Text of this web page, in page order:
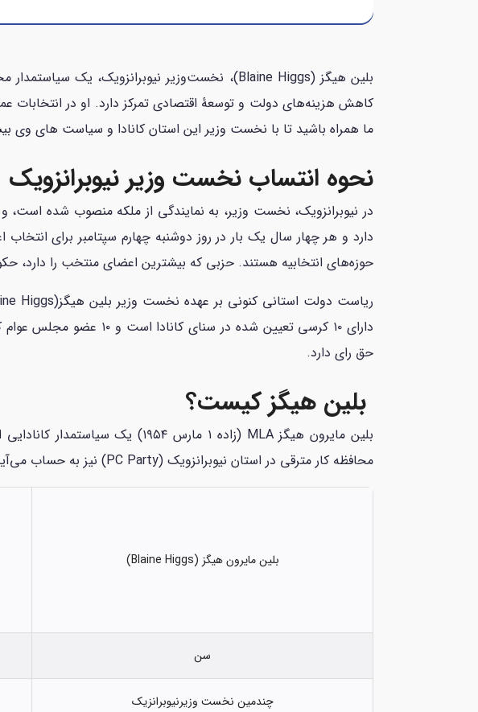
ما همراه باشید تا با نخست وزیر این استان کانادا و سیاست های وی
نحوه انتساب نخست وزیر نیوبرانزویک
در نیوبرانزویک، نخست وزیر، به نمایندگی از ملکه منصوب شده
حوزه‌های انتخابیه هستند. حزبی که بیشترین اعضای منتخب را
حق رای دارد.
بلین هیگز کیست؟
محافظه کار مترقی در استان نیوبرانزویک (PC Party) نیز به حساب می‌آید.
بلین مایرون هیگز (Blaine Higgs)
سن
چندمین نخست وزیرنیوبرانزیک